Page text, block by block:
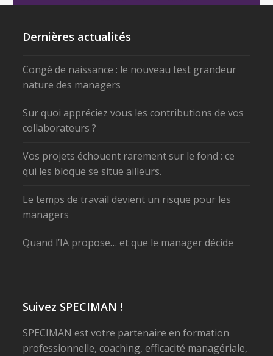
Dernières actualités
Congé de naissance : le nouveau test grandeur
nature des managers
Sur quoi appréciez vous les contributions de vos
collaborateurs ?
Vos projets échouent rarement sur le fond : ce
qui les bloque se situe ailleurs.
Le temps de travail devient un risque pour les
managers
Quand l’IA propose… et que le manager décide
Suivez SPECIMAN !
SPECIMAN est votre partenaire en formation
professionnelle, coaching, efficacité managériale,